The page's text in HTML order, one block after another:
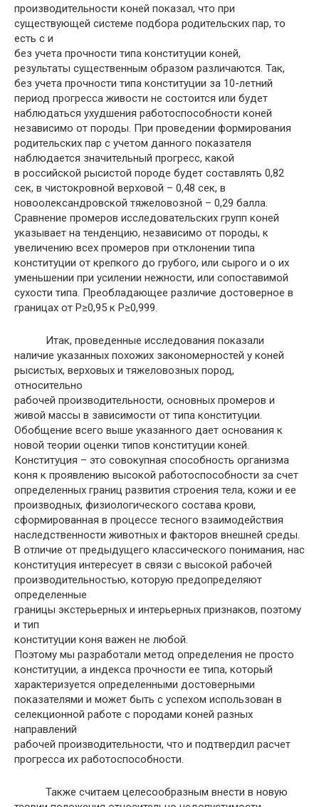
производительности коней показал, что при
существующей системе подбора родительских пар, то
есть с и
без учета прочности типа конституции коней,
результаты существенным образом различаются. Так,
без учета прочности типа конституции за 10-летний
период прогресса живости не состоится или будет
наблюдаться ухудшения работоспособности коней
независимо от породы. При проведении формирования
родительских пар с учетом данного показателя
наблюдается значительный прогресс, какой
в российской рысистой породе будет составлять 0,82
сек, в чистокровной верховой – 0,48 сек, в
новоолександровской тяжеловозной – 0,29 балла.
Сравнение промеров исследовательских групп коней
указывает на тенденцию, независимо от породы, к
увеличению всех промеров при отклонении типа
конституции от крепкого до грубого, или сырого и о их
уменьшении при усилении нежности, или сопоставимой
сухости типа. Преобладающее различие достоверное в
границах от Р≥0,95 к Р≥0,999.
Итак, проведенные исследования показали
наличие указанных похожих закономерностей у коней
рысистых, верховых и тяжеловозных пород,
относительно
рабочей производительности, основных промеров и
живой массы в зависимости от типа конституции.
Обобщение всего выше указанного дает основания к
новой теории оценки типов конституции коней.
Конституция – это совокупная способность организма
коня к проявлению высокой работоспособности за счет
определенных границ развития строения тела, кожи и ее
производных, физиологического состава крови,
сформированная в процессе тесного взаимодействия
наследственности животных и факторов внешней среды.
В отличие от предыдущего классического понимания, нас
конституция интересует в связи с высокой рабочей
производительностью, которую предопределяют
определенные
границы экстерьерных и интерьерных признаков, поэтому
и тип
конституции коня важен не любой.
Поэтому мы разработали метод определения не просто
конституции, а индекса прочности ее типа, который
характеризуется определенными достоверными
показателями и может быть с успехом использован в
селекционной работе с породами коней разных
направлений
рабочей производительности, что и подтвердил расчет
прогресса их работоспособности.
Также считаем целесообразным внести в новую